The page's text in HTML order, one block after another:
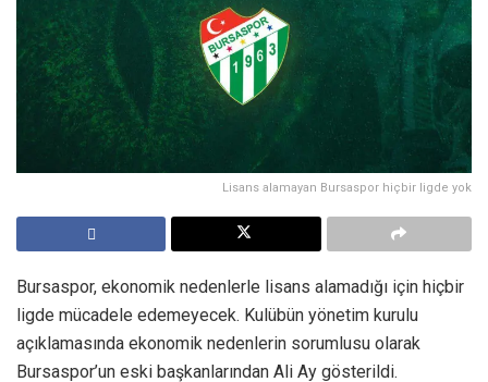
Lisans alamayan Bursaspor hiçbir ligde yok
Bursaspor, ekonomik nedenlerle lisans alamadığı için hiçbir
ligde mücadele edemeyecek. Kulübün yönetim kurulu
açıklamasında ekonomik nedenlerin sorumlusu olarak
Bursaspor’un eski başkanlarından Ali Ay gösterildi.